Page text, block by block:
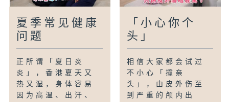
夏季常见健康
问题
正所谓「夏日炎
炎」，香港夏天又
热又湿，身体容易
因为高温、出汗、
「小心你个
头」
相信大家都会试过
不小心「撞亲
头」，由皮外伤至
到严重的颅内出